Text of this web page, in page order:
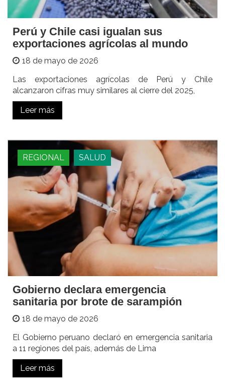
Perú y Chile casi igualan sus
exportaciones agrícolas al mundo
18 de mayo de 2026
Las exportaciones agrícolas de Perú y Chile
alcanzaron cifras muy similares al cierre del 2025,
Leer más
REGIONAL SALUD
Gobierno declara emergencia
sanitaria por brote de sarampión
18 de mayo de 2026
El Gobierno peruano declaró en emergencia sanitaria
a 11 regiones del país, además de Lima
Leer más